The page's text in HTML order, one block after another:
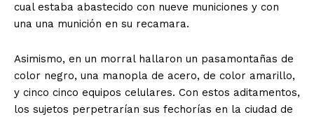
cual estaba abastecido con nueve municiones y con
una una munición en su recamara.
Asimismo, en un morral hallaron un pasamontañas de
color negro, una manopla de acero, de color amarillo,
y cinco cinco equipos celulares. Con estos aditamentos,
los sujetos perpetrarían sus fechorías en la ciudad de